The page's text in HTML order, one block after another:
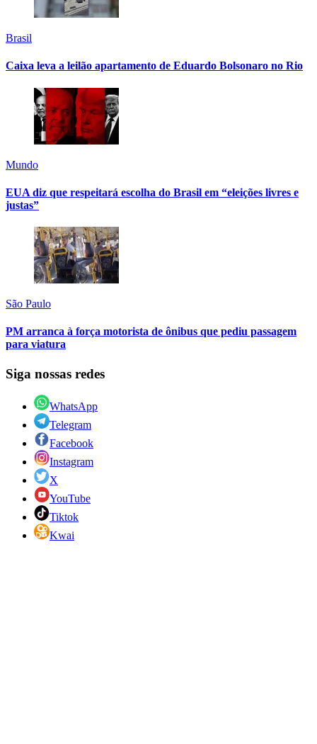
Brasil
Caixa leva a leilão apartamento de Eduardo Bolsonaro no Rio
Mundo
EUA diz que respeitará escolha do Brasil em “eleições livres e
justas”
São Paulo
PM arranca à força motorista de ônibus que pediu passagem
para viatura
Siga nossas redes
WhatsApp
Telegram
Facebook
Instagram
X
YouTube
Tiktok
Kwai